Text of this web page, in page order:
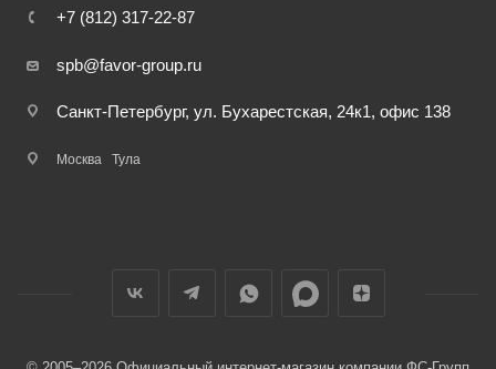
+7 (812) 317-22-87
spb@favor-group.ru
Санкт-Петербург, ул. Бухарестская, 24к1, офис 138
Москва Тула